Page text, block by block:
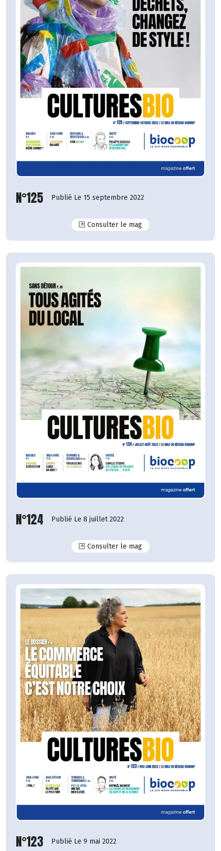
N°125 Publié Le 15 septembre 2022
Consulter le magN°125
N°124 Publié Le 8 juillet 2022
Consulter le magN°124
N°123 Publié Le 9 mai 2022